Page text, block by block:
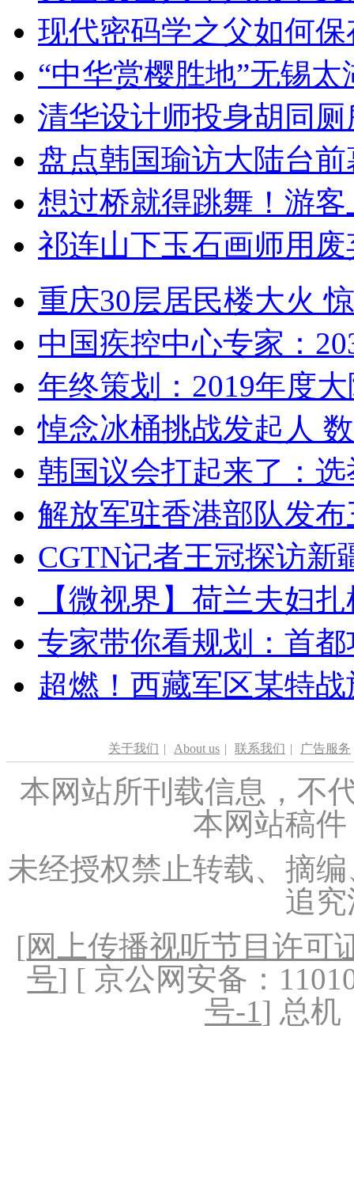
现代密码学之父如何
“中华赏樱胜地”无锡
清华设计师投身胡同
盘点韩国瑜访大陆台
想过桥就得跳舞！游客
祁连山下玉石画师用
重庆30层居民楼大火
中国疾控中心专家：
年终策划：2019年度
悼念冰桶挑战发起人
韩国议会打起来了：
解放军驻香港部队发
CGTN记者王冠探访新
【微视界】荷兰夫妇
专家带你看规划：首
超燃！西藏军区某特
关于我们 | About us | 联系我们 | 广告服务
本网站所刊载信息，不
本网站稿
未经授权禁止转载、摘
追
[网上传播视听节目许可
号] [ 京公网安备：
号-1] 总机